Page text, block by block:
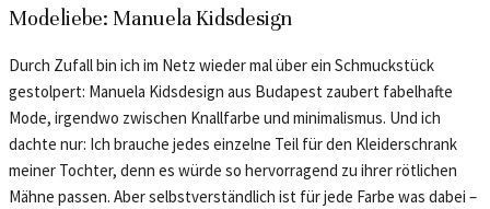
Modeliebe: Manuela Kidsdesign
Durch Zufall bin ich im Netz wieder mal über ein Schmuckstück
gestolpert: Manuela Kidsdesign aus Budapest zaubert fabelhafte
Mode, irgendwo zwischen Knallfarbe und minimalismus. Und ich
dachte nur: Ich brauche jedes einzelne Teil für den Kleiderschrank
meiner Tochter, denn es würde so hervorragend zu ihrer rötlichen
Mähne passen. Aber selbstverständlich ist für jede Farbe was dabei –